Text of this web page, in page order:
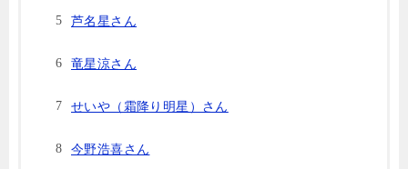
芦名星さん
竜星涼さん
せいや（霜降り明星）さん
今野浩喜さん